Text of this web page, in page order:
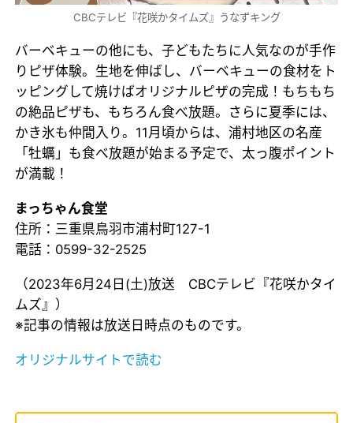
CBCテレビ『花咲かタイムズ』うなずキング
バーベキューの他にも、子どもたちに人気なのが手作
りピザ体験。生地を伸ばし、バーベキューの食材をト
ッピングして焼けばオリジナルピザの完成！もちもち
の絶品ピザも、もちろん食べ放題。さらに夏季には、
かき氷も仲間入り。11月頃からは、浦村地区の名産
「牡蠣」も食べ放題が始まる予定で、太っ腹ポイント
が満載！
まっちゃん食堂
住所：三重県鳥羽市浦村町127-1
電話：0599-32-2525
（2023年6月24日(土)放送 CBCテレビ『花咲かタイ
ムズ』）
※記事の情報は放送日時点のものです。
オリジナルサイトで読む